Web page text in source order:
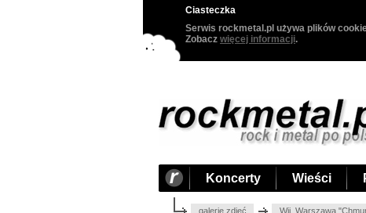
Ciasteczka
Serwis rockmetal.pl używa plików
Zobacz więcej informacji.
Koncerty Wieści
galerie zdjęć Wij, Warszawa